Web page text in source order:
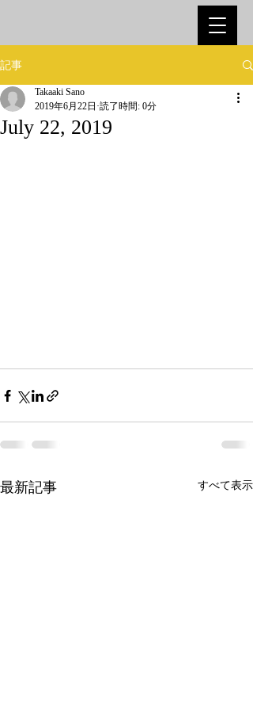
記事
July 22, 2019
Takaaki Sano
2019年6月22日 読了時間: 0分
最新記事 すべて表示